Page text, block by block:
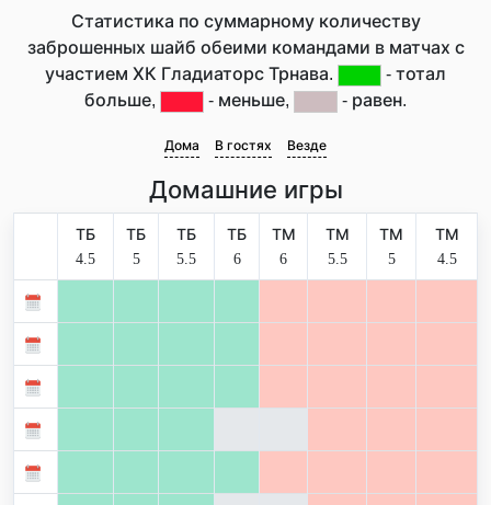
Статистика по суммарному количеству
заброшенных шайб обеими командами в матчах с
участием ХК Гладиаторс Трнава.
- тотал
больше,
- меньше, - равен.
Дома В гостях Везде
Домашние игры
ТБ
4.5
ТБ
5
ТБ
5.5
ТБ
6
ТМ
6
ТМ
5.5
ТМ
5
ТМ
4.5